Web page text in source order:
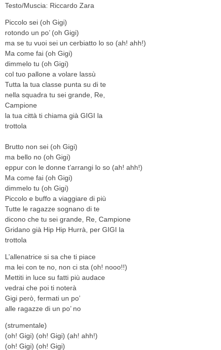
Testo/Muscia: Riccardo Zara
Piccolo sei (oh Gigi)
rotondo un po’ (oh Gigi)
ma se tu vuoi sei un cerbiatto lo so (ah! ahh!)
Ma come fai (oh Gigi)
dimmelo tu (oh Gigi)
col tuo pallone a volare lassù
Tutta la tua classe punta su di te
nella squadra tu sei grande, Re,
Campione
la tua città ti chiama già GIGI la
trottola
Brutto non sei (oh Gigi)
ma bello no (oh Gigi)
eppur con le donne t’arrangi lo so (ah! ahh!)
Ma come fai (oh Gigi)
dimmelo tu (oh Gigi)
Piccolo e buffo a viaggiare di più
Tutte le ragazze sognano di te
dicono che tu sei grande, Re, Campione
Gridano già Hip Hip Hurrà, per GIGI la
trottola
L’allenatrice si sa che ti piace
ma lei con te no, non ci sta (oh! nooo!!)
Mettiti in luce su fatti più audace
vedrai che poi ti noterà
Gigi però, fermati un po’
alle ragazze di un po’ no
(strumentale)
(oh! Gigi) (oh! Gigi) (ah! ahh!)
(oh! Gigi) (oh! Gigi)